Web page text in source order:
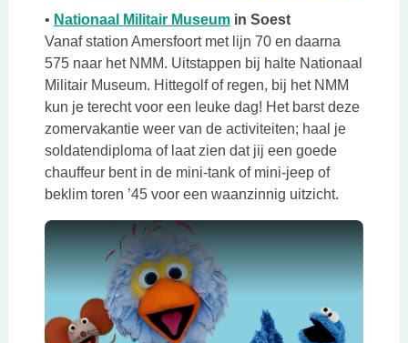
• Nationaal Militair MuseumDeze link opent in een
in Soest
Vanaf station Amersfoort met lijn 70 en daarna
575 naar het NMM. Uitstappen bij halte Nationaal
Militair Museum. Hittegolf of regen, bij het NMM
kun je terecht voor een leuke dag! Het barst deze
zomervakantie weer van de activiteiten; haal je
soldatendiploma of laat zien dat jij een goede
chauffeur bent in de mini-tank of mini-jeep of
beklim toren ’45 voor een waanzinnig uitzicht.